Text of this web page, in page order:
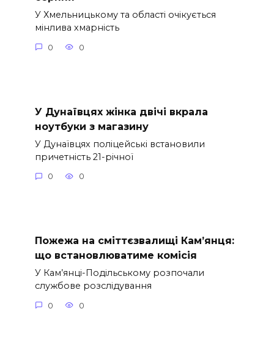
У Хмельницькому та області очікується
мінлива хмарність
0 0
У Дунаївцях жінка двічі вкрала
ноутбуки з магазину
У Дунаївцях поліцейські встановили
причетність 21-річної
0 0
Пожежа на сміттєзвалищі Кам’янця:
що встановлюватиме комісія
У Кам’янці-Подільському розпочали
службове розслідування
0 0